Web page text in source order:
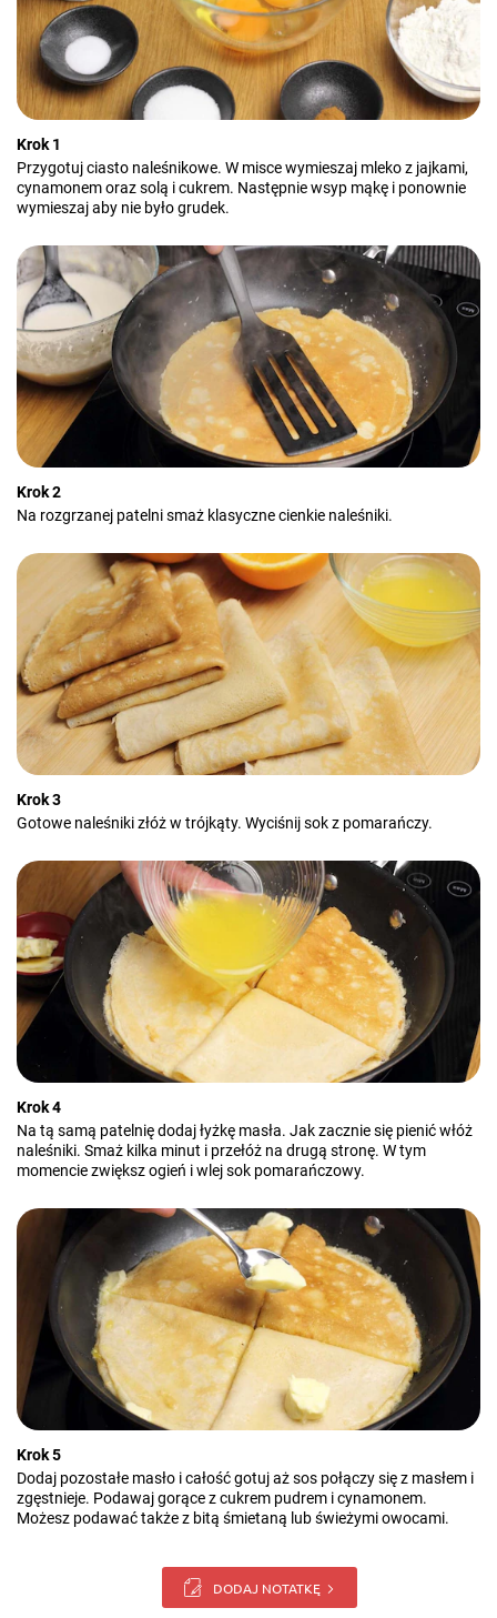
Krok 1
Przygotuj ciasto naleśnikowe. W misce wymieszaj mleko z jajkami,
cynamonem oraz solą i cukrem. Następnie wsyp mąkę i ponownie
wymieszaj aby nie było grudek.
Krok 2
Na rozgrzanej patelni smaż klasyczne cienkie naleśniki.
Krok 3
Gotowe naleśniki złóż w trójkąty. Wyciśnij sok z pomarańczy.
Krok 4
Na tą samą patelnię dodaj łyżkę masła. Jak zacznie się pienić włóż
naleśniki. Smaż kilka minut i przełóż na drugą stronę. W tym
momencie zwiększ ogień i wlej sok pomarańczowy.
Krok 5
Dodaj pozostałe masło i całość gotuj aż sos połączy się z masłem i
zgęstnieje. Podawaj gorące z cukrem pudrem i cynamonem.
Możesz podawać także z bitą śmietaną lub świeżymi owocami.
DODAJ NOTATKĘ